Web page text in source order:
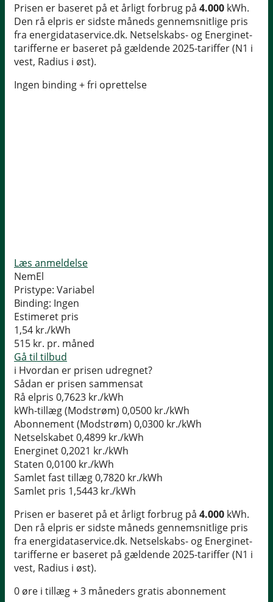
Prisen er baseret på et årligt forbrug på 4.000 kWh.
Den rå elpris er sidste måneds gennemsnitlige pris
fra energidataservice.dk. Netselskabs- og Energinet-
tarifferne er baseret på gældende 2025-tariffer (N1 i
vest, Radius i øst).
Ingen binding + fri oprettelse
Læs anmeldelse
NemEl
Pristype: Variabel
Binding: Ingen
Estimeret pris
1,54 kr./kWh
515 kr. pr. måned
Gå til tilbud
i Hvordan er prisen udregnet?
Sådan er prisen sammensat
Rå elpris 0,7623 kr./kWh
kWh-tillæg (Modstrøm) 0,0500 kr./kWh
Abonnement (Modstrøm) 0,0300 kr./kWh
Netselskabet0,4899 kr./kWh
Energinet0,2021 kr./kWh
Staten 0,0100 kr./kWh
Samlet fast tillæg0,7820 kr./kWh
Samlet pris 1,5443 kr./kWh
Prisen er baseret på et årligt forbrug på 4.000 kWh.
Den rå elpris er sidste måneds gennemsnitlige pris
fra energidataservice.dk. Netselskabs- og Energinet-
tarifferne er baseret på gældende 2025-tariffer (N1 i
vest, Radius i øst).
0 øre i tillæg + 3 måneders gratis abonnement